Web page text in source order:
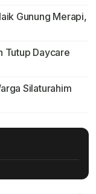
Gunung Merapi,
Tutup Daycare
Silaturahim